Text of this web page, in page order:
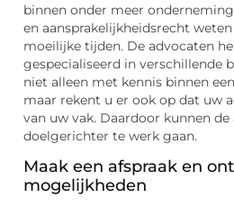
binnen onder meer
en aansprakelijkheidsrecht
moeilijke tijden. De advocaten
gespecialiseerd in verschillende
niet alleen met kennis binnen
maar rekent u er ook op dat uw
van uw vak. Daardoor kunnen
doelgerichter te werk gaan.
Maak een afspraak en
mogelijkheden